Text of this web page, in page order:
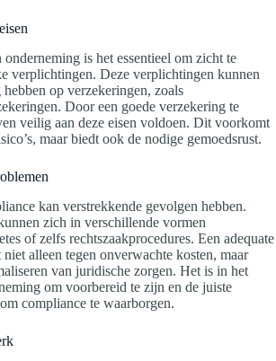
is het essentieel om zicht te
verplichtingen. Deze verplichtingen kunnen
op verzekeringen, zoals
Door een goede verzekering te
veilig aan deze eisen voldoen. Dit voorkomt
maar biedt ook de nodige gemoedsrust.
kan verstrekkende gevolgen hebben.
zich in verschillende vormen
of zelfs rechtszaakprocedures. Een adequate
alleen tegen onverwachte kosten, maar
van juridische zorgen. Het is in het
om voorbereid te zijn en de juiste
compliance te waarborgen.